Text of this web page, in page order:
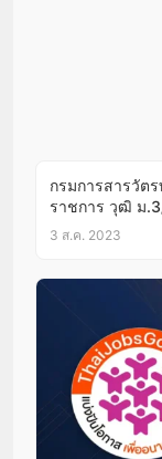
กรมการสารวัต
ราชการ วุฒิ ม
3 ส.ค. 2023